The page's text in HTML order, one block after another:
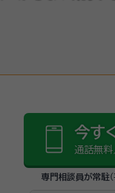
今す
通話無
専門相談員が常駐